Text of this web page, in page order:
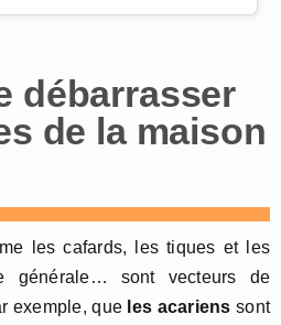
débarrasser
de la maison
les cafards, les tiques et les
générale… sont vecteurs de
exemple, que les acariens sont